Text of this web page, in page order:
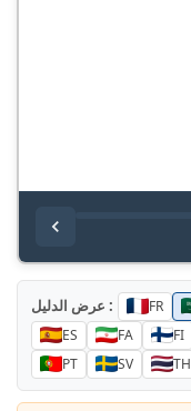
عرض الدليل : FR
ES
FA FI
PT
SV TH